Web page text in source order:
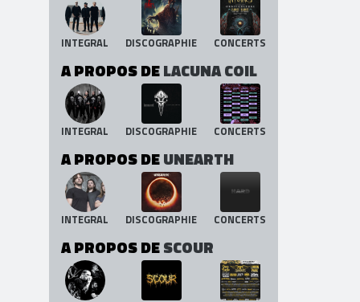
INTEGRAL DISCOGRAPHIE CONCERTS
A PROPOS DELACUNA COIL
INTEGRAL DISCOGRAPHIE CONCERTS
A PROPOS DEUNEARTH
INTEGRAL DISCOGRAPHIE CONCERTS
A PROPOS DESCOUR